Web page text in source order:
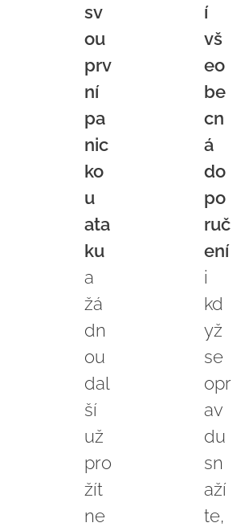
sv
ou
prv
ní
pa
nic
ko
u
ata
ku
a
žá
dn
ou
dal
ší
už
pro
žít
ne
í
vš
eo
be
cn
á
do
po
ruč
ení
i
kd
yž
se
opr
av
du
sn
aží
te,